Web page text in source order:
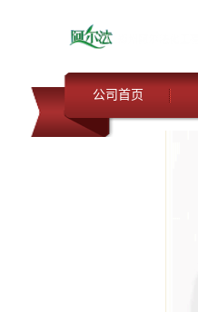
公司首页